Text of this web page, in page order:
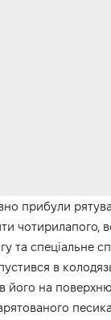
прибули
чотирилапого,
та спеціальне
в
його на